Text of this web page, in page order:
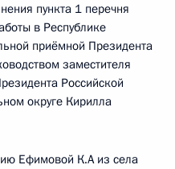
пункта 1 перечня
в Республике
приёмной Президента
заместителя
Российской
округе Кирилла
Ефимовой К.А из села